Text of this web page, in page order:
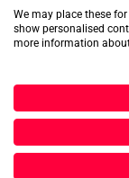
We may place these
show personalised
more information